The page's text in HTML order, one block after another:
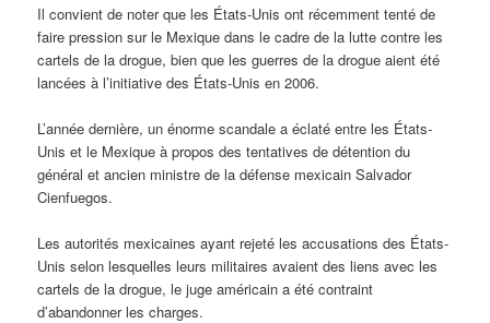
Il convient de noter que les États-Unis ont récemment tenté de
faire pression sur le Mexique dans le cadre de la lutte contre les
cartels de la drogue, bien que les guerres de la drogue aient été
lancées à l’initiative des États-Unis en 2006.
L’année dernière, un énorme scandale a éclaté entre les États-
Unis et le Mexique à propos des tentatives de détention du
général et ancien ministre de la défense mexicain Salvador
Cienfuegos.
Les autorités mexicaines ayant rejeté les accusations des États-
Unis selon lesquelles leurs militaires avaient des liens avec les
cartels de la drogue, le juge américain a été contraint
d’abandonner les charges.